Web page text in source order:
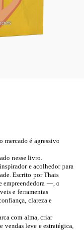
mercado é agressivo
nesse livro.
e acolhedor para
Escrito por Thais
empreendedora —, o
e ferramentas
clareza e
com alma, criar
vendas leve e estratégica,